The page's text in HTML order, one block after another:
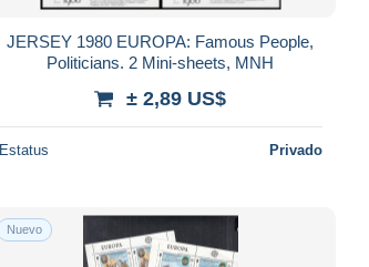
JERSEY 1980 EUROPA: Famous People,
Politicians. 2 Mini-sheets, MNH
± 2,89 US$
Estatus Privado
Nuevo